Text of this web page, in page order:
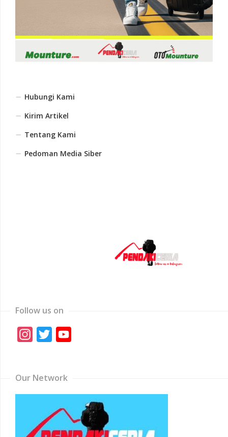
Hubungi Kami
Kirim Artikel
Tentang Kami
Pedoman Media Siber
Follow us on
Instagram
Twitter
Our Network